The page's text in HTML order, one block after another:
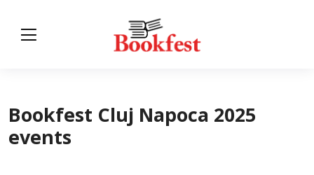
Bookfest Cluj Napoca 2025
events